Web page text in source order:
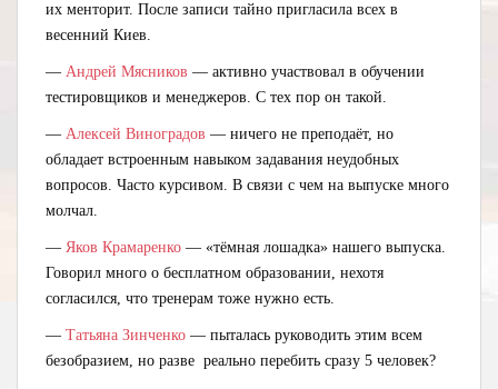
их менторит. После записи тайно пригласила всех в
весенний Киев.
— Андрей Мясников — активно участвовал в обучении
тестировщиков и менеджеров. С тех пор он такой.
— Алексей Виноградов — ничего не преподаёт, но
обладает встроенным навыком задавания неудобных
вопросов. Часто курсивом. В связи с чем на выпуске много
молчал.
— Яков Крамаренко — «тёмная лошадка» нашего выпуска.
Говорил много о бесплатном образовании, нехотя
согласился, что тренерам тоже нужно есть.
— Татьяна Зинченко — пыталась руководить этим всем
безобразием, но разве реально перебить сразу 5 человек?